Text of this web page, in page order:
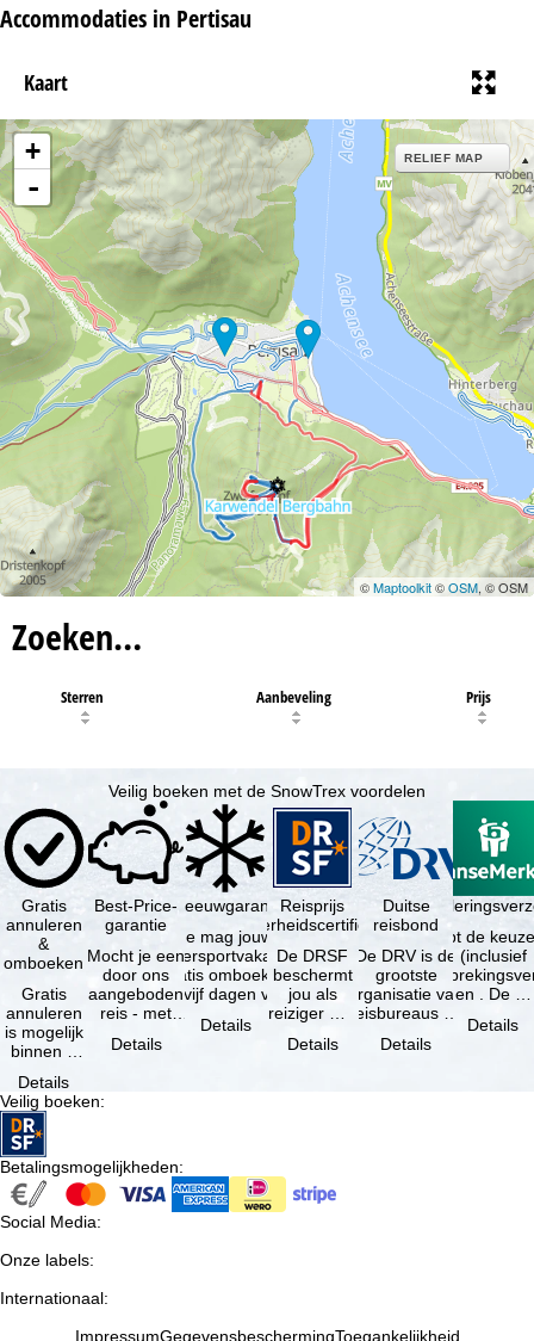
Accommodaties in Pertisau
Kaart
+
-
RELIEF MAP
©Maptoolkit©OSM, © OSM
Zoeken…
Sterren Aanbeveling Prijs
Veilig boeken met de SnowTrex voordelen
Gratis
annuleren
&
omboeken
Gratis
annuleren
is mogelijk
binnen 5
de
boeking,
als jouw
vakantie …
Details
Best-Price-
garantie
Mocht je een
door ons
aangeboden
reis - met
beschikbaarheid
Details
Sneeuwgarantie
Je mag jouw
wintersportvakantie
gratis omboeken
als vijf dagen voor
Details
Reisprijs
zekerheidscertificaat
De DRSF
beschermt
jou als
reiziger met
pakketreis
Details
Duitse
reisbond
De DRV is de
grootste
organisatie van
reisbureaus en
in Duitsland. …
Details
Je hebt de
(inclusief
en . De …
Details
Veilig boeken:
Betalingsmogelijkheden:
Social Media:
Onze labels:
Internationaal:
ImpressumGegevensbeschermingToegankelijkheid